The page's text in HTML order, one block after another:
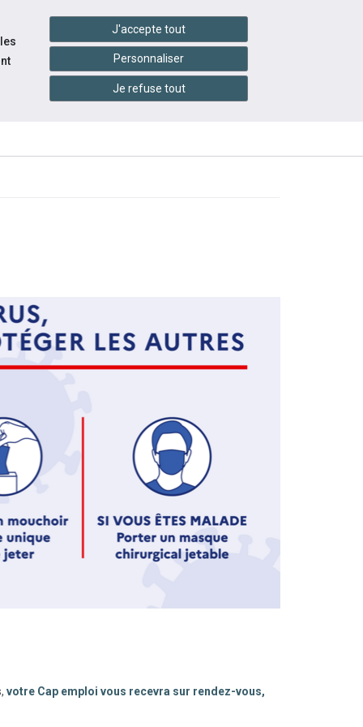
du réseau settings_accessibility Accessibilité
INFOS
PRATIQUES
CONTACTEZ-
NOUS
votre Cap emploi vous recevra sur rendez-vous,
J'accepte tout
Personnaliser
Je refuse tout